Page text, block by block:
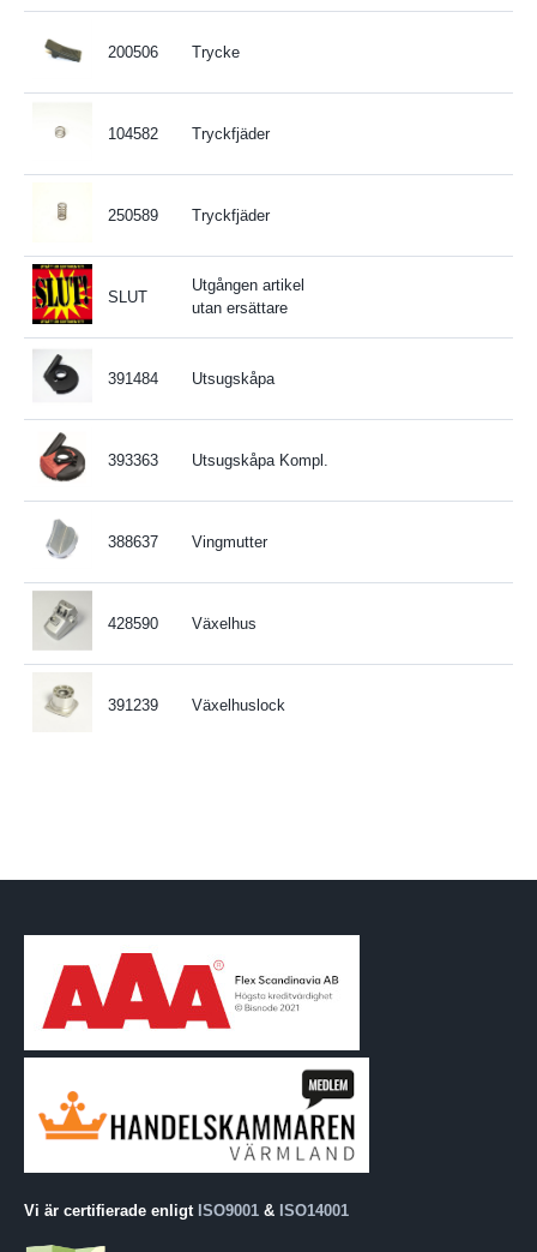
200506 Trycke
104582 Tryckfjäder
250589 Tryckfjäder
SLUT
Utgången artikel
utan ersättare
391484 Utsugskåpa
393363 Utsugskåpa Kompl.
388637 Vingmutter
428590 Växelhus
391239 Växelhuslock
Vi är certifierade enligt ISO9001 & ISO14001